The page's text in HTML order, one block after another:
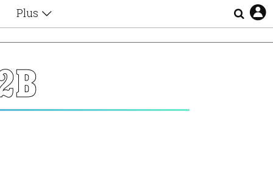
Plus
Αφιερώματα
Ζώδια